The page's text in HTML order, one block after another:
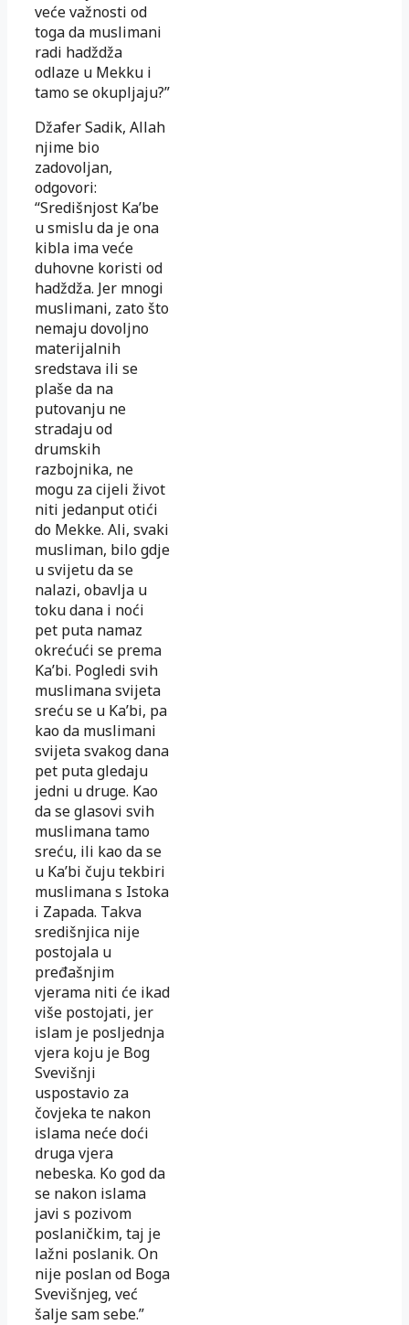
veće važnosti od
toga da muslimani
radi hadždža
odlaze u Mekku i
tamo se okupljaju?”
Džafer Sadik, Allah
njime bio
zadovoljan,
odgovori:
“Središnjost Ka’be
u smislu da je ona
kibla ima veće
duhovne koristi od
hadždža. Jer mnogi
muslimani, zato što
nemaju dovoljno
materijalnih
sredstava ili se
plaše da na
putovanju ne
stradaju od
drumskih
razbojnika, ne
mogu za cijeli život
niti jedanput otići
do Mekke. Ali, svaki
musliman, bilo gdje
u svijetu da se
nalazi, obavlja u
toku dana i noći
pet puta namaz
okrećući se prema
Ka’bi. Pogledi svih
muslimana svijeta
sreću se u Ka’bi, pa
kao da muslimani
svijeta svakog dana
pet puta gledaju
jedni u druge. Kao
da se glasovi svih
muslimana tamo
sreću, ili kao da se
u Ka’bi čuju tekbiri
muslimana s Istoka
i Zapada. Takva
središnjica nije
postojala u
pređašnjim
vjerama niti će ikad
više postojati, jer
islam je posljednja
vjera koju je Bog
Svevišnji
uspostavio za
čovjeka te nakon
islama neće doći
druga vjera
nebeska. Ko god da
se nakon islama
javi s pozivom
poslaničkim, taj je
lažni poslanik. On
nije poslan od Boga
Svevišnjeg, već
šalje sam sebe.”